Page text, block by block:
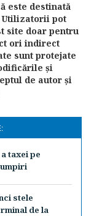
este destinată
Utilizatorii pot
site doar pentru
ori indirect
sunt protejate
şi
de autor şi
taxei pe
stele
de la